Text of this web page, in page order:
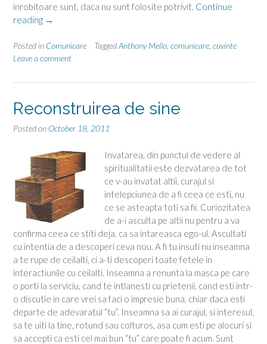
inrobitoare sunt, daca nu sunt folosite potrivit. Continue
reading
“Cuvinte,
concepte”
→
Posted in Comunicare TaggedAnthony Mello comunicare cuvinte
Leave a comment
Reconstruirea de sine
Posted on October 18, 2011
Invatarea, din punctul de vedere al
spiritualitatii este dezvatarea de tot
ce v-au invatat altii, curajul si
intelepciunea de a fi ceea ce esti, nu
ce se asteapta toti sa fii. Curiozitatea
de a-i asculta pe altii nu pentru a va
confirma ceea ce stiti deja, ca sa intareasca ego-ul. Ascultati
cu intentia de a descoperi ceva nou. A fi tu insuti nu inseamna
a te rupe de ceilalti, ci a-ti descoperi toate fetele in
interactiunile cu ceilalti. Inseamna a renunta la masca pe care
o porti la serviciu, cand te intlanesti cu prietenii, cand esti intr-
o discutie in care vrei sa faci o impresie buna, chiar daca esti
departe de adevaratul “tu”. Inseamna sa ai curajul, si interesul,
sa te uiti la tine, rotund sau colturos, asa cum esti pe alocuri si
sa accepti ca esti cel mai bun “tu” care poate fi acum. Sunt